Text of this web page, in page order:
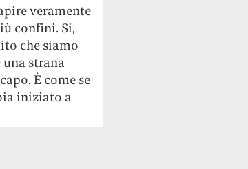
veramente
confini. Si,
che siamo
strana
È come se
iniziato a